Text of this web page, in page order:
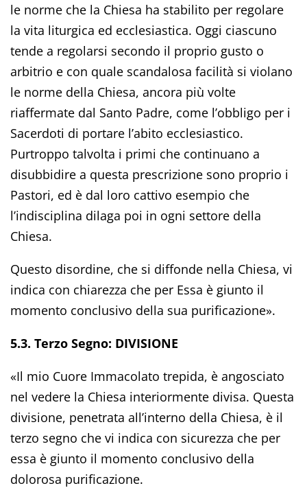
le norme che la Chiesa ha stabilito per regolare
la vita liturgica ed ecclesiastica. Oggi ciascuno
tende a regolarsi secondo il proprio gusto o
arbitrio e con quale scandalosa facilità si violano
le norme della Chiesa, ancora più volte
riaffermate dal Santo Padre, come l’obbligo per i
Sacerdoti di portare l’abito ecclesiastico.
Purtroppo talvolta i primi che continuano a
disubbidire a questa prescrizione sono proprio i
Pastori, ed è dal loro cattivo esempio che
l’indisciplina dilaga poi in ogni settore della
Chiesa.
Questo disordine, che si diffonde nella Chiesa, vi
indica con chiarezza che per Essa è giunto il
momento conclusivo della sua purificazione».
5.3. Terzo Segno: DIVISIONE
«Il mio Cuore Immacolato trepida, è angosciato
nel vedere la Chiesa interiormente divisa. Questa
divisione, penetrata all’interno della Chiesa, è il
terzo segno che vi indica con sicurezza che per
essa è giunto il momento conclusivo della
dolorosa purificazione.